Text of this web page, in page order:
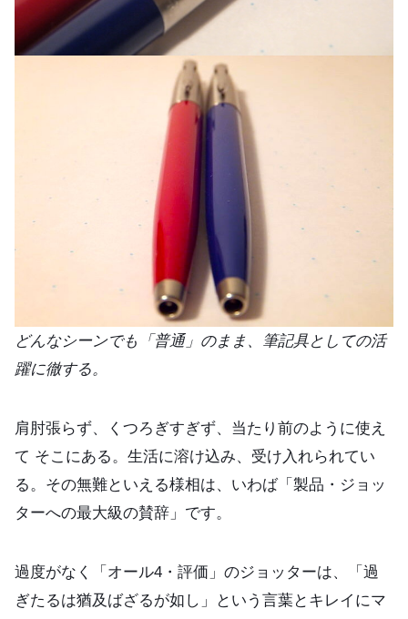
どんなシーンでも「普通」のまま、筆記具としての活
躍に徹する。
肩肘張らず、くつろぎすぎず、当たり前のように使え
て そこにある。生活に溶け込み、受け入れられてい
る。その無難といえる様相は、いわば「製品・ジョッ
ターへの最大級の賛辞」です。
過度がなく「オール4・評価」のジョッターは、「過
ぎたるは猶及ばざるが如し」という言葉とキレイにマ